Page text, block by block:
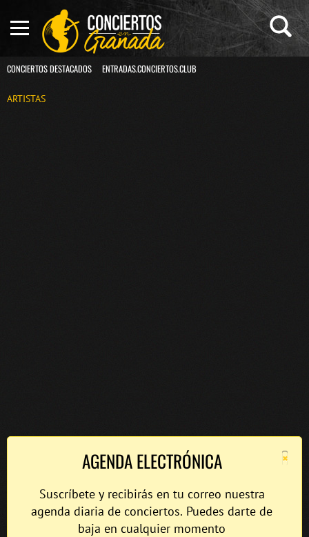
CONCIERTOS DESTACADOS ENTRADAS.CONCIERTOS.CLUB
ARTISTAS
×
AGENDA ELECTRÓNICA
Suscríbete y recibirás en tu correo nuestra
agenda diaria de conciertos. Puedes darte de
baja en cualquier momento